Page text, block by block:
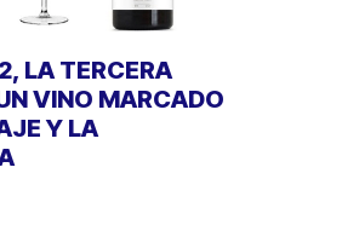
LA TERCERA
VINO MARCADO
Y LA